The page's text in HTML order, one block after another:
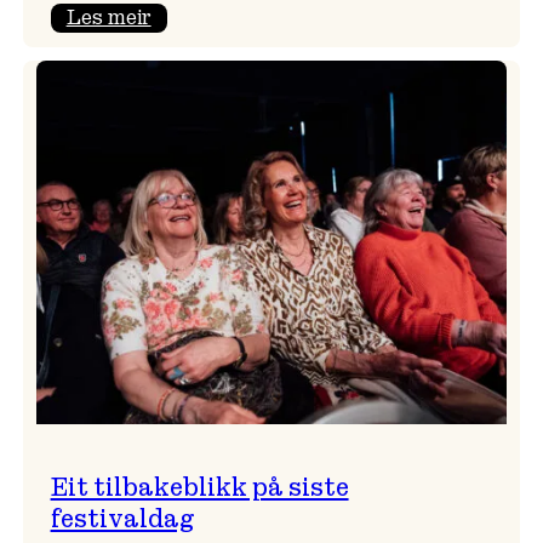
Les meir:
Eit tilbakeblikk på siste
festivaldag